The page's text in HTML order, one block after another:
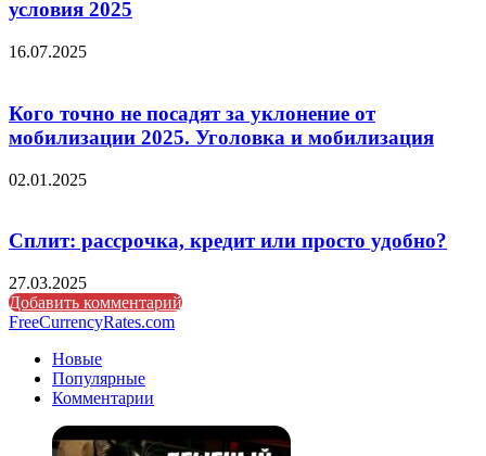
условия 2025
16.07.2025
Кого точно не посадят за уклонение от
мобилизации 2025. Уголовка и мобилизация
02.01.2025
Сплит: рассрочка, кредит или просто удобно?
27.03.2025
Добавить комментарий
FreeCurrencyRates.com
Новые
Популярные
Комментарии